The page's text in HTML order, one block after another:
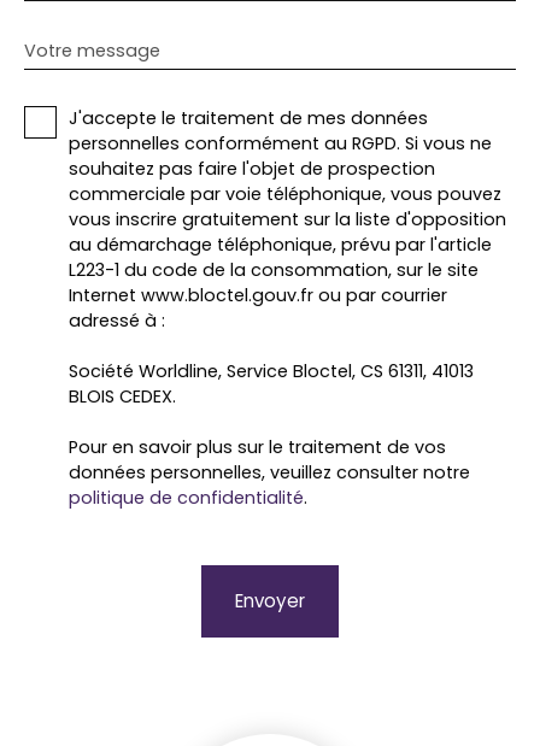
Votre message
J'accepte le traitement de mes données
personnelles conformément au RGPD. Si vous ne
souhaitez pas faire l'objet de prospection
commerciale par voie téléphonique, vous pouvez
vous inscrire gratuitement sur la liste d'opposition
au démarchage téléphonique, prévu par l'article
L223-1 du code de la consommation, sur le site
Internet www.bloctel.gouv.fr ou par courrier
adressé à :
Société Worldline, Service Bloctel, CS 61311, 41013
BLOIS CEDEX.
Pour en savoir plus sur le traitement de vos
données personnelles, veuillez consulter notre
politique de confidentialité.
Envoyer